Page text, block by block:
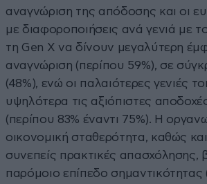
αναγνώριση της απόδοσης και οι
με διαφοροποιήσεις ανά γενιά με
τη Gen X να δίνουν μεγαλύτερη
αναγνώριση (περίπου 59%), σε
(48%), ενώ οι παλαιότερες γενιές
υψηλότερα τις αξιόπιστες
(περίπου 83% έναντι 75%). Η
οικονομική σταθερότητα, καθώς και
συνεπείς πρακτικές απασχόλησης,
παρόμοιο επίπεδο σημαντικότητας